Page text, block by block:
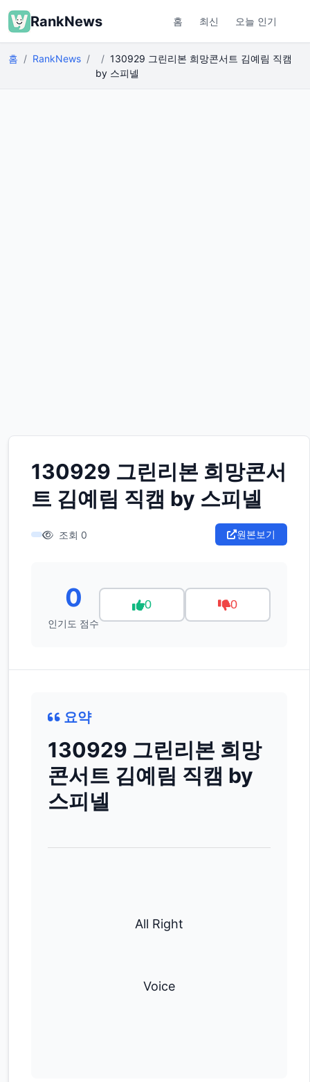
RankNews 홈 최신 오늘 인기
홈 RankNews
130929 그린리본 희망콘서트 김예림 직캠
by 스피넬
130929 그린리본 희망콘서
트 김예림 직캠 by 스피넬
조회 0 원본보기
0
인기도 점수
0 0
요약
130929 그린리본 희망
콘서트 김예림 직캠 by
스피넬
All Right
Voice